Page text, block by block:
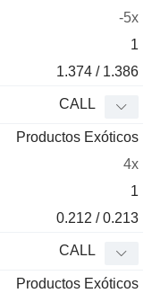
-5x
1
1.374 / 1.386
CALL
Productos Exóticos
4x
1
0.212 / 0.213
CALL
Productos Exóticos